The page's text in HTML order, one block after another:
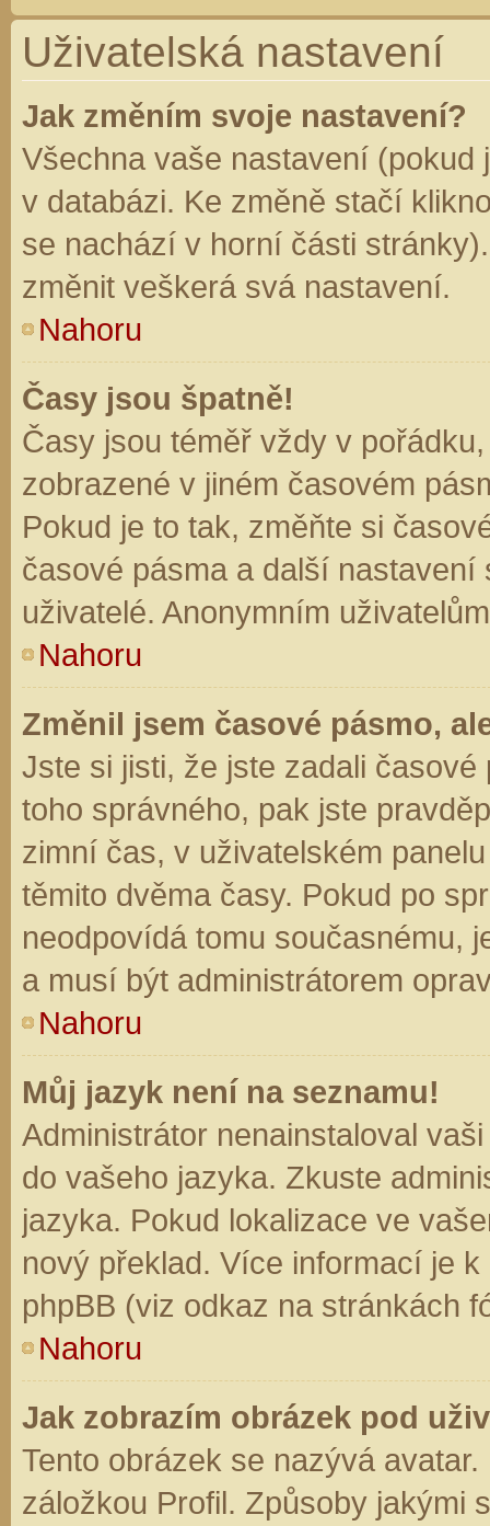
Uživatelská nastavení
Jak změním svoje nastavení?
Všechna vaše nastavení (pokud
v databázi. Ke změně stačí
se nachází v horní části
změnit veškerá svá nastavení.
Nahoru
Časy jsou špatně!
Časy jsou téměř vždy v
zobrazené v jiném časovém
Pokud je to tak, změňte si
časové pásma a další
uživatelé. Anonymním
Nahoru
Změnil jsem časové pásmo,
Jste si jisti, že jste zadali
toho správného, pak jste
zimní čas, v uživatelském
těmito dvěma časy. Pokud po
neodpovídá tomu současnému,
a musí být administrátorem
Nahoru
Můj jazyk není na seznamu!
Administrátor nenainstaloval
do vašeho jazyka. Zkuste
jazyka. Pokud lokalizace ve
nový překlad. Více informací je
phpBB (viz odkaz na stránkách
Nahoru
Jak zobrazím obrázek pod
Tento obrázek se nazývá
záložkou Profil. Způsoby jakými